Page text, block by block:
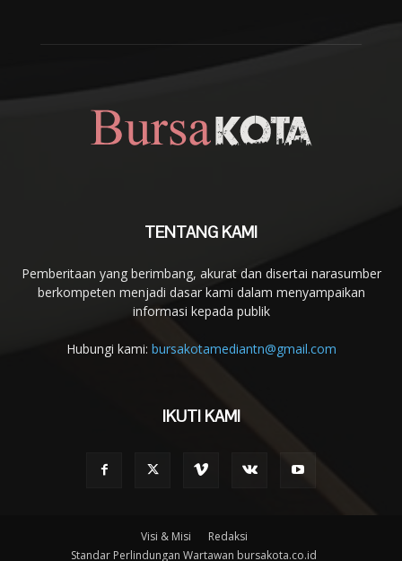
TENTANG KAMI
Pemberitaan yang berimbang, akurat dan disertai narasumber
berkompeten menjadi dasar kami dalam menyampaikan
informasi kepada publik
Hubungi kami: bursakotamediantn@gmail.com
IKUTI KAMI
Visi & Misi
Redaksi
Standar Perlindungan Wartawan bursakota.co.id